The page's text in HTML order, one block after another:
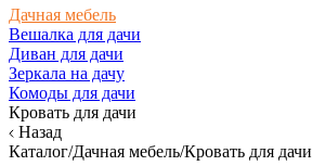
Дачная мебель
Вешалка для дачи
Диван для дачи
Зеркала на дачу
Комоды для дачи
Кровать для дачи
Назад
Каталог/Дачная мебель/Кровать для дачи